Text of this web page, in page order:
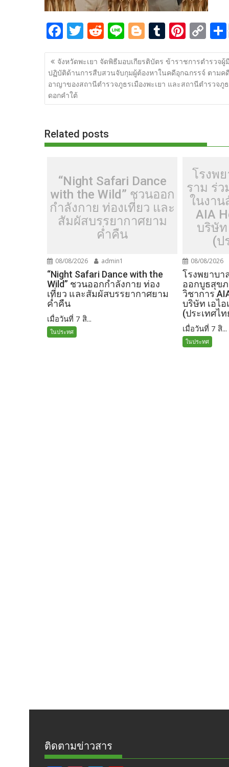
F
ac
e
b
o
o
k
T
w
itt
er
R
e
d
di
Li
n
e
Bl
o
g
g
T
u
m
bl
Pi
nt
er
e
C
o
p
y
n
แนะแนว
เรื่อง
จังหวัดพะเยา จัดพิธีมอบเกียรติบัตร ข้าราชการตำรวจผู้
ปฏิบัติด้านการสืบสวนจับกุมผู้ต้องหาในคดีอุกฉกรรจ์ ตามคดี
อาญาของสถานีตำรวจภูธรเมืองพะเยา และสถานีตำรวจภู
ดอกคำใต้
Related posts
“Night Safari Dance
with the Wild” ชวนออก
กำลังกาย ท่องเที่ยว และ
สัมผัสบรรยากาศยาม
ค่ำคืน
08/08/2026 admin1
“Night Safari Dance with the
Wild” ชวนออกกำลังกาย ท่อง
เที่ยว และสัมผัสบรรยากาศยาม
ค่ำคืน
เมื่อวันที่ 7 สิ...
ในประทศ
โรงพ
ราม ร่
ในงา
AIA
บริษัท
(ป
08/08/2026
โรงพยาบา
ออกบูธสุข
วิชาการ
บริษัท เอไอ
(ประเทศไท
เมื่อวันที่ 7 สิ...
ในประทศ
ติดตามข่าวสาร